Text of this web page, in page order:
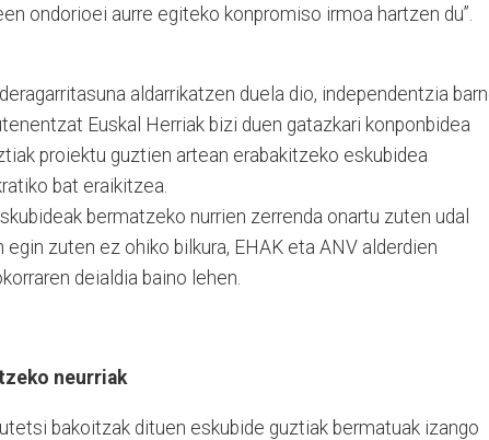
ondorioei aurre egiteko konpromiso irmoa hartzen du”.
aldarrikatzen duela dio, independentzia
Euskal Herriak bizi duen gatazkari konponbidea
proiektu guztien artean erabakitzeko eskubidea
bat eraikitzea.
bermatzeko nurrien zerrenda onartu zuten udal
egin zuten ez ohiko bilkura, EHAK eta ANV alderdien
deialdia baino lehen.
neurriak
bakoitzak dituen eskubide guztiak bermatuak izango